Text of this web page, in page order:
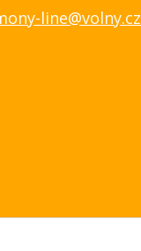
line@volny.cz